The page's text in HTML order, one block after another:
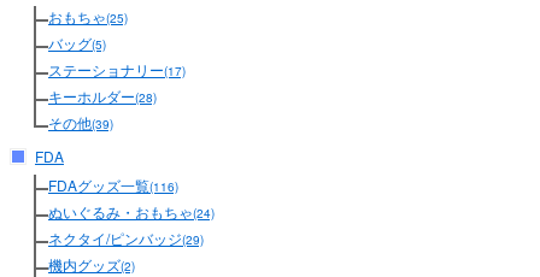
おもちゃ(25)
バッグ(5)
ステーショナリー(17)
キーホルダー(28)
その他(39)
FDA
FDAグッズ一覧(116)
ぬいぐるみ・おもちゃ(24)
ネクタイ/ピンバッジ(29)
機内グッズ(2)